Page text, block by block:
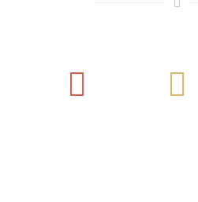
Instagram Pinterest